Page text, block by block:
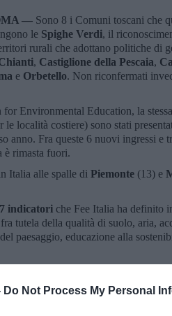
Do Not Process My Personal
— Sono 8 i Comuni toscani che
le Spighe Verdi, il
rurali che adottano politiche di
, Castiglione della Pescaia,
e Orbetello. Non riconfermati
Environmental Education, la stessa
località costiere) sono stati
anno. Fra queste 6 nuovi ingressi e
è rimasta fuori.
Italia alle spalle di Piemonte (13) e
indicatori che Fee Italia ha definito
fra tutela della qualità di suolo, aria,
paesaggio, educazione alla